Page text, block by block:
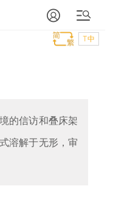
T中
的信访和叠床架
溶解于无形，审